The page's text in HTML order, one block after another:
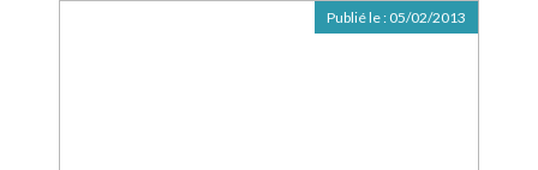
Publié le : 05/02/2013